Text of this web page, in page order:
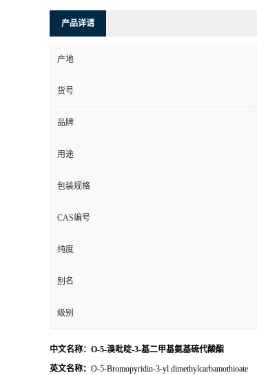
产品详请
产地
货号
品牌
用途
包装规格
CAS编号
纯度
别名
级别
中文名称：O-5-溴吡啶-3-基二甲基氨基硫代酸酯
英文名称： O-5-Bromopyridin-3-yl dimethylcarbamothioate